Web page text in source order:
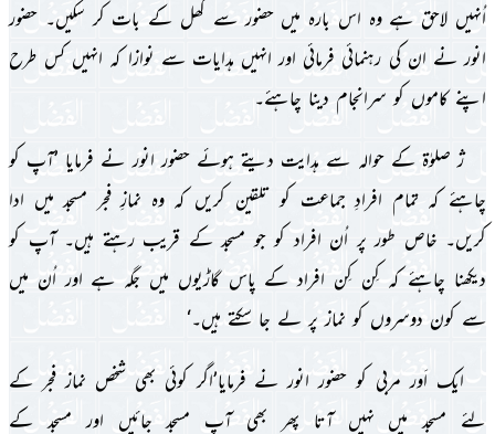
اُنہىں لاحق ہے وہ اس بارہ مىں حضور سے کھل کے بات کر سکىں۔ حضور
انور نے ان کى رہنمائى فرمائى اور انہىں ہداىات سے نوازا کہ انہىں کس طرح
اپنے کاموں کو سرانجام دىنا چاہئے۔
ژ صلوٰۃ کے حوالہ سے ہداىت دىتے ہوئے حضور انور نے فرماىا ’آپ کو
چاہئے کہ تمام افرادِ جماعت کو تلقىن کرىں کہ وہ نمازِ فجر مسجد مىں ادا
کرىں۔ خاص طور پر اُن افراد کو جو مسجد کے قرىب رہتے ہىں۔ آپ کو
دىکھنا چاہئے کہ کِن کِن افراد کے پاس گاڑىوں مىں جگہ ہے اور اُن مىں
سے کون دوسروں کو نماز پر لے جا سکتے ہىں۔‘
اىک اَور مربى کو حضور انور نے فرماىا’اگر کوئى بھى شخص نماز فجر کے
لئے مسجد مىں نہىں آتا پھر بھى آپ مسجد جائىں اور مسجد کے